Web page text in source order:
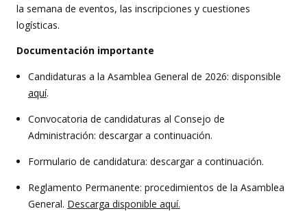
la semana de eventos, las inscripciones y cuestiones
logísticas.
Documentación importante
Candidaturas a la Asamblea General de 2026: disponsible
aquí.
Convocatoria de candidaturas al Consejo de
Administración: descargar a continuación.
Formulario de candidatura: descargar a continuación.
Reglamento Permanente: procedimientos de la Asamblea
General. Descarga disponible aquí.